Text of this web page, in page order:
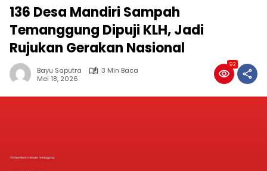
136 Desa Mandiri Sampah
Temanggung Dipuji KLH, Jadi
Rujukan Gerakan Nasional
Bayu Saputra
3 Min Baca
Mei 18, 2026
92